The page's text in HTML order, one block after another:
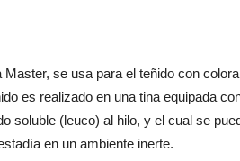
Master, se usa para el teñido con
es realizado en una tina equipada
soluble (leuco) al hilo, y el cual se
en un ambiente inerte.